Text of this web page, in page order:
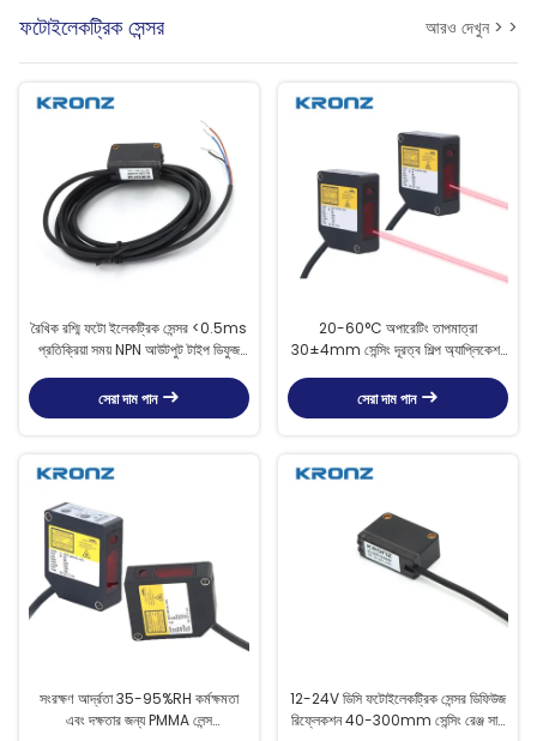
ফটোইলেকট্রিক সেন্সর আরও দেখুন > >
রৈখিক রশ্মি ফটো ইলেকট্রিক সেন্সর <0.5ms
প্রতিক্রিয়া সময় NPN আউটপুট টাইপ ডিফুজ
সেরা দাম পান
20-60°C অপারেটিং তাপমাত্রা
30±4mm সেন্সিং দূরত্ব শিল্প অ্যাপ্লিকেশন
সেরা দাম পান
সংরক্ষণ আর্দ্রতা 35-95%RH কর্মক্ষমতা
এবং দক্ষতার জন্য PMMA লেন্স
12-24V ডিসি ফটোইলেকট্রিক সেন্সর ডিফিউজ
রিফ্লেকশন 40-300mm সেন্সিং রেঞ্জ সাদা